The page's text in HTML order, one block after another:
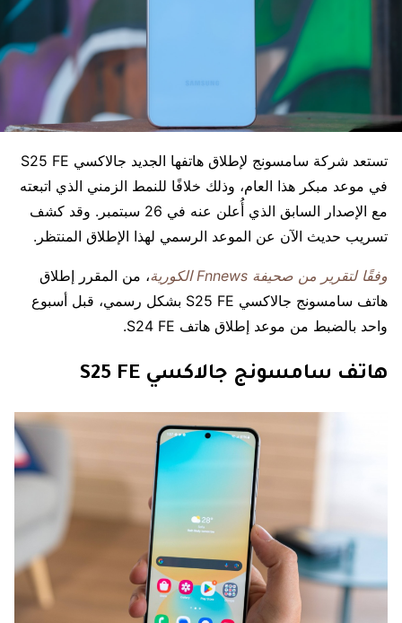
تستعد شركة سامسونج لإطلاق هاتفها الجديد جالاكسي S25 FE
في موعد مبكر هذا العام، وذلك خلافًا للنمط الزمني الذي اتبعته
مع الإصدار السابق الذي أُعلن عنه في 26 سبتمبر. وقد كشف
تسريب حديث الآن عن الموعد الرسمي لهذا الإطلاق المنتظر.
وفقًا لتقرير من صحيفة Fnnews الكورية
، من المقرر إطلاق
هاتف سامسونج جالاكسي S25 FE بشكل رسمي، قبل أسبوع
واحد بالضبط من موعد إطلاق هاتف S24 FE.
هاتف سامسونج جالاكسي S25 FE